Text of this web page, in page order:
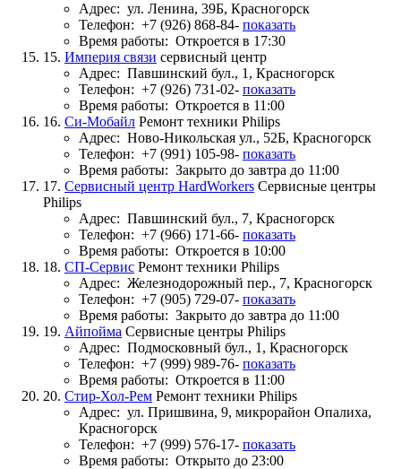
Адрес: ул. Ленина, 39Б, Красногорск
Телефон: +7 (926) 868-84- показать
Время работы: Откроется в 17:30
15. Империя связи сервисный центр
Адрес: Павшинский бул., 1, Красногорск
Телефон: +7 (926) 731-02- показать
Время работы: Откроется в 11:00
16. Си-Мобайл Ремонт техники Philips
Адрес: Ново-Никольская ул., 52Б, Красногорск
Телефон: +7 (991) 105-98- показать
Время работы: Закрыто до завтра до 11:00
17. Сервисный центр HardWorkers Сервисные центры
Philips
Адрес: Павшинский бул., 7, Красногорск
Телефон: +7 (966) 171-66- показать
Время работы: Откроется в 10:00
18. СП-Сервис Ремонт техники Philips
Адрес: Железнодорожный пер., 7, Красногорск
Телефон: +7 (905) 729-07- показать
Время работы: Закрыто до завтра до 11:00
19. Айпойма Сервисные центры Philips
Адрес: Подмосковный бул., 1, Красногорск
Телефон: +7 (999) 989-76- показать
Время работы: Откроется в 11:00
20. Стир-Хол-Рем Ремонт техники Philips
Адрес: ул. Пришвина, 9, микрорайон Опалиха,
Красногорск
Телефон: +7 (999) 576-17- показать
Время работы: Открыто до 23:00